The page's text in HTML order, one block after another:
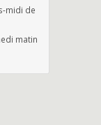
midi de
matin